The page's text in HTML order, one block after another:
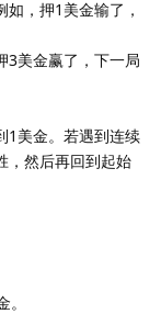
，押1美金输了，
3美金赢了，下一局
1美金。若遇到连续
，然后再回到起始